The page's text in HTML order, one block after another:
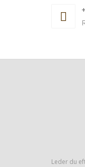
​​Leder du